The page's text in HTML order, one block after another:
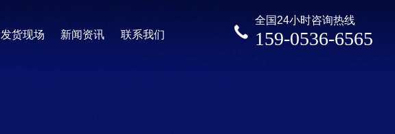
全国24小时咨询热线
159-0536-6565
发货现场 新闻资讯 联系我们